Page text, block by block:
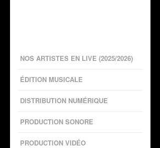
NOS ARTISTES EN LIVE (2025/2026)
ÉDITION MUSICALE
DISTRIBUTION NUMÉRIQUE
PRODUCTION SONORE
PRODUCTION VIDÉO